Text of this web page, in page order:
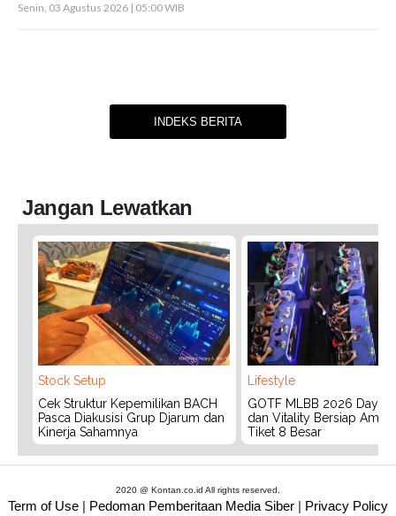
Senin, 03 Agustus 2026 | 05:00 WIB
INDEKS BERITA
Jangan Lewatkan
Stock Setup
Cek Struktur Kepemilikan BACH
Pasca Diakusisi Grup Djarum dan
Kinerja Sahamnya
Lifestyle
GOTF MLBB 2026 Day 2:
dan Vitality Bersiap
Tiket 8 Besar
2020 @ Kontan.co.id All rights reserved.
Term of Use | Pedoman Pemberitaan Media Siber | Privacy Policy